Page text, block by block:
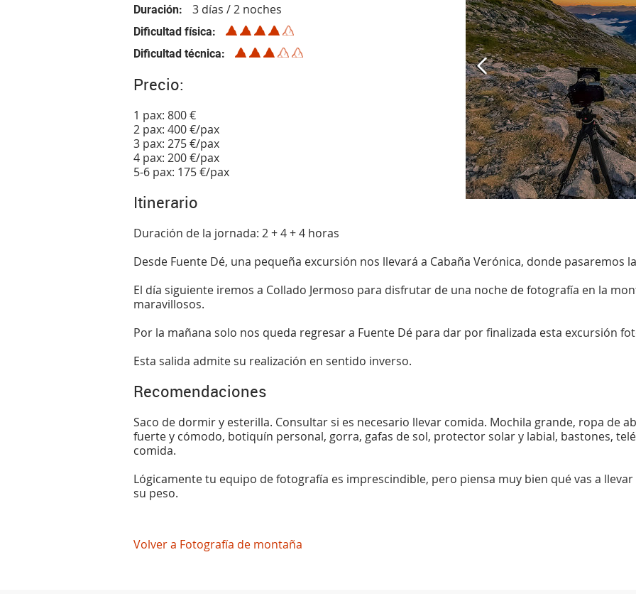
Duración 3 días / 2 noches
Dificultad física
Dificultad técnica
Precio:
1 pax: 800 €
2 pax: 400 €/pax
3 pax: 275 €/pax
4 pax: 200 €/pax
5-6 pax: 175 €/pax
Itinerario
Duración de la jornada: 2 + 4 + 4 horas
Desde Fuente Dé, una pequeña excursión nos llevará a Cabaña Verónica, donde pasaremos
El día siguiente iremos a Collado Jermoso para disfrutar de una noche de fotografía en la
maravillosos.
Por la mañana solo nos queda regresar a Fuente Dé para dar por finalizada esta excursión
Esta salida admite su realización en sentido inverso.
Recomendaciones
Saco de dormir y esterilla. Consultar si es necesario llevar comida. Mochila grande, ropa de
fuerte y cómodo, botiquín personal, gorra, gafas de sol, protector solar y labial, bastones,
comida.
Lógicamente tu equipo de fotografía es imprescindible, pero piensa muy bien qué vas a
su peso.
Volver a Fotografía de montaña